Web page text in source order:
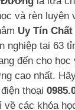
và rèn luyện
Uy Tín
nghiệp tại 63
đến cho
cao nhất.
thoại
về các khóa